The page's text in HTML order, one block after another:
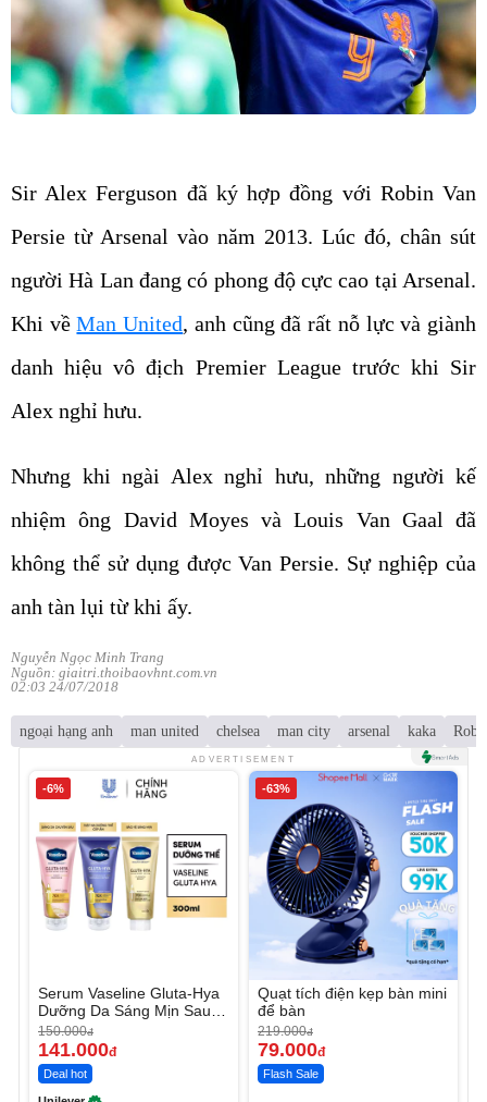
Sir Alex Ferguson đã ký hợp đồng với Robin Van
Persie từ Arsenal vào năm 2013. Lúc đó, chân sút
người Hà Lan đang có phong độ cực cao tại Arsenal.
Khi vềMan United, anh cũng đã rất nỗ lực và giành
danh hiệu vô địch Premier League trước khi Sir
Alex nghỉ hưu.
Nhưng khi ngài Alex nghỉ hưu, những người kế
nhiệm ông David Moyes và Louis Van Gaal đã
không thể sử dụng được Van Persie. Sự nghiệp của
anh tàn lụi từ khi ấy.
Nguyễn Ngọc Minh Trang
Nguồn: giaitri.thoibaovhnt.com.vn
02:03 24/07/2018
ngoại hạng anh man united chelsea man city arsenal kaka
ADVERTISEMENT
-6%
Serum Vaseline Gluta-Hya
Dưỡng Da Sáng Mịn Sau 7
Ngày
150.000đ
141.000đ
Deal hot
-63%
Quạt tích điện kẹp bàn mini
để bàn
219.000đ
79.000đ
Flash Sale